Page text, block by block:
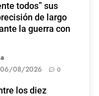
todos” sus
de largo
la guerra con
06/08/2026 0
los diez